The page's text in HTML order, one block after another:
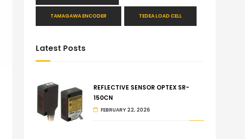
TAMAGAWA ENCODER TEDEA LOAD CELL
Latest Posts
REFLECTIVE SENSOR OPTEX SR-
150CN
FEBRUARY 22, 2026